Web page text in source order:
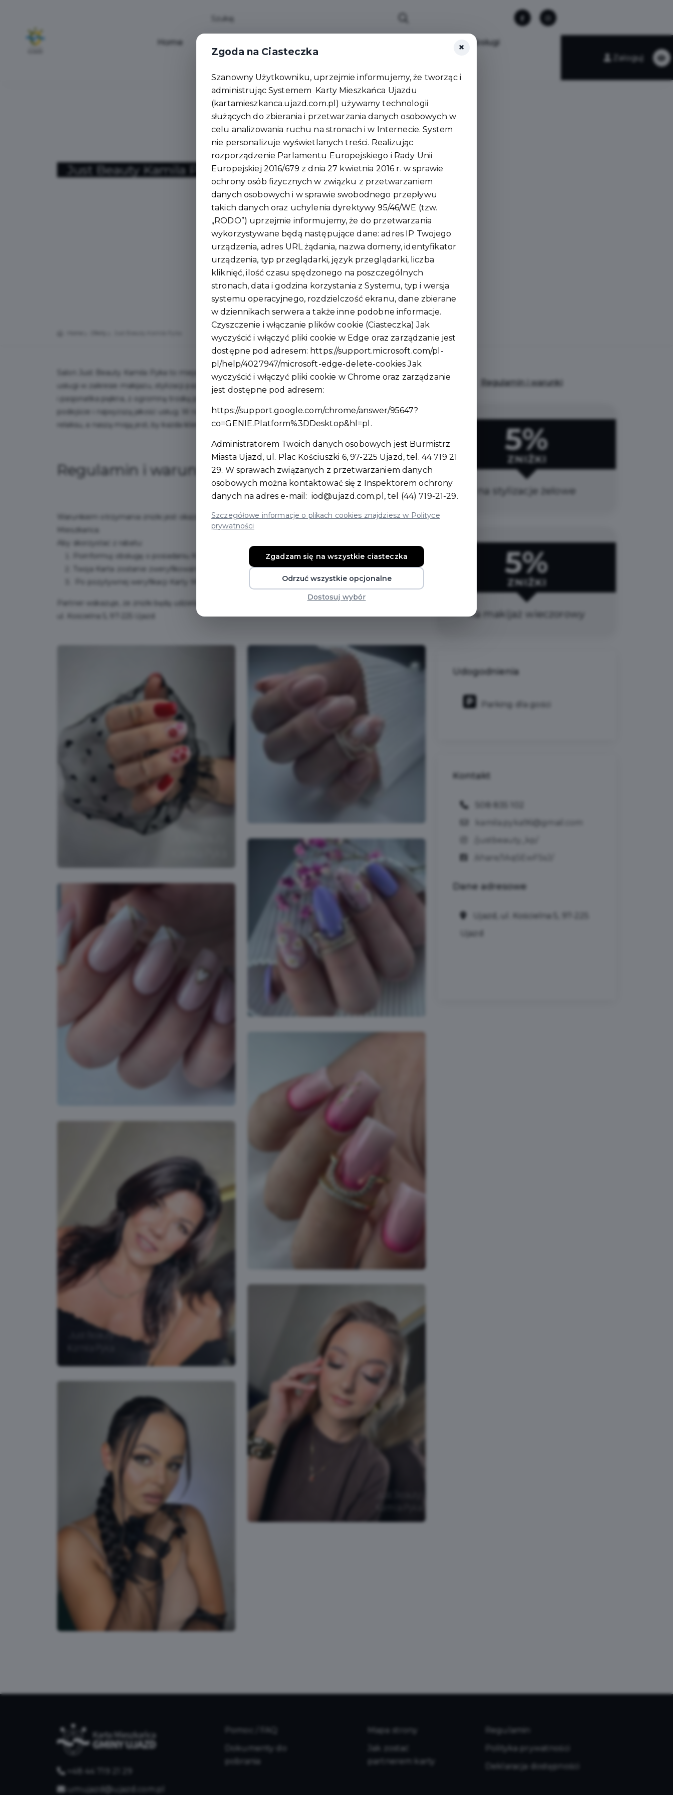
Home Punkty obsługi
Zaloguj
Just Beauty Kamila Pyka
Salon Just Beauty Kamila Pyka to miejsce, które z pasją działa od sześciu lat, oferując kompleksowe
usługi w zakresie makijażu, stylizacji paznokci, pedicure z masażem oraz stylizacji brwi. Jako właścicielka
i pasjonatka piękna, z ogromną troską podchodzę do każdej klientki, zapewniając indywidualne
podejście i najwyższą jakość usług. W naszym salonie każda wizyta to nie tylko pielęgnacja, ale i chwila
relaksu, a naszą misją jest, by każda klientka czuła się wyjątkowo i pięknie.
Regulamin i warunki
Warunkiem otrzymania zniżki jest okazanie Karty Mieszkańca Gminy Ujazd z ważnym Pakietem
Mieszkańca.
Aby skorzystać z rabatu:
Poinformuj obsługę o posiadaniu Karty Mieszkańca Gminy Ujazd przed dokonaniem zakupu.
Twoja Karta zostanie zweryfikowana za pomocą urządzenia mobilnego.
Po pozytywnej weryfikacji Karty Mieszkańca Gminy Ujazd otrzymasz rabat na wybraną usługę.
Partner wskazuje, że zniżki będą udzielane w salonie kosmetycznym Just Beauty Kamila Pyka, Ujazd,
ul. Kościelna 5, 97-225 Ujazd
Regulamin i warunki
5%
ZNIŻKI
na stylizacje żelowe
5%
ZNIŻKI
na makijaż wieczorowy
Udogodnienia
Parking dla gości
Kontakt
/share/1AqSEwFSsJ/
Dane adresowe
Ujazd, ul. Kościelna 5, 97-225
Ujazd
+48 44 719 21 29
umujazd@ujazd.com.pl
Dokumenty do
pobrania
Mapa strony
Jak zostać
partnerem karty
Regulamin
Polityka prywatności
Deklaracja dostępności
×
Zgoda na Ciasteczka
Szanowny Użytkowniku, uprzejmie informujemy, że tworząc i
administrując Systemem Karty Mieszkańca Ujazdu
(kartamieszkanca.ujazd.com.pl) używamy technologii
służących do zbierania i przetwarzania danych osobowych w
celu analizowania ruchu na stronach i w Internecie. System
nie personalizuje wyświetlanych treści. Realizując
rozporządzenie Parlamentu Europejskiego i Rady Unii
Europejskiej 2016/679 z dnia 27 kwietnia 2016 r. w sprawie
ochrony osób fizycznych w związku z przetwarzaniem
danych osobowych i w sprawie swobodnego przepływu
takich danych oraz uchylenia dyrektywy 95/46/WE (tzw.
„RODO”) uprzejmie informujemy, że do przetwarzania
wykorzystywane będą następujące dane: adres IP Twojego
urządzenia, adres URL żądania, nazwa domeny, identyfikator
urządzenia, typ przeglądarki, język przeglądarki, liczba
kliknięć, ilość czasu spędzonego na poszczególnych
stronach, data i godzina korzystania z Systemu, typ i wersja
systemu operacyjnego, rozdzielczość ekranu, dane zbierane
w dziennikach serwera a także inne podobne informacje.
Czyszczenie i włączanie plików cookie (Ciasteczka) Jak
wyczyścić i włączyć pliki cookie w Edge oraz zarządzanie jest
dostępne pod adresem: https://support.microsoft.com/pl-
pl/help/4027947/microsoft-edge-delete-cookiesJak
wyczyścić i włączyć pliki cookie w Chrome oraz zarządzanie
jest dostępne pod adresem:
https://support.google.com/chrome/answer/95647?
co=GENIE.Platform%3DDesktop&hl=pl .
Administratorem Twoich danych osobowych jest Burmistrz
Miasta Ujazd, ul. Plac Kościuszki 6, 97-225 Ujazd, tel. 44 719 21
29. W sprawach związanych z przetwarzaniem danych
osobowych można kontaktować się z Inspektorem ochrony
danych na adres e-mail: iod@ujazd.com.pl , tel (44) 719-21-29.
Szczegółowe informacje o plikach cookies znajdziesz w Polityce
prywatności
Zgadzam się na wszystkie ciasteczka
Odrzuć wszystkie opcjonalne
Dostosuj wybór